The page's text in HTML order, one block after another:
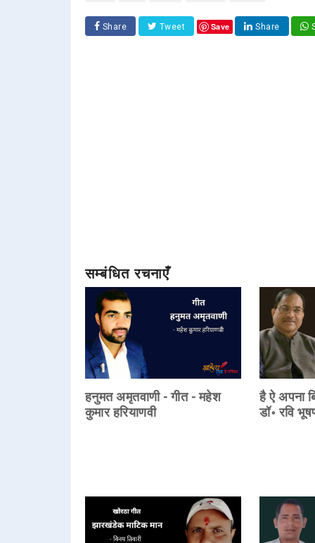
Share Tweet Save Share
सम्बंधित रचनाएँ
हनुमत अमृतवाणी - गीत - महेश
कुमार हरियाणवी
है ऐ अपना
डॉ॰ रवि